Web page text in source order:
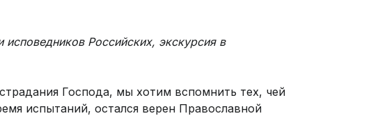
Российских, экскурсия в
Господа, мы хотим вспомнить тех, чей
испытаний, остался верен Православной